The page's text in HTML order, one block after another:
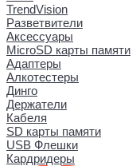
TrendVision
Разветвители
Аксессуары
MicroSD карты памяти
Адаптеры
Алкотестеры
Динго
Держатели
Кабеля
SD карты памяти
USB Флешки
Кардридеры